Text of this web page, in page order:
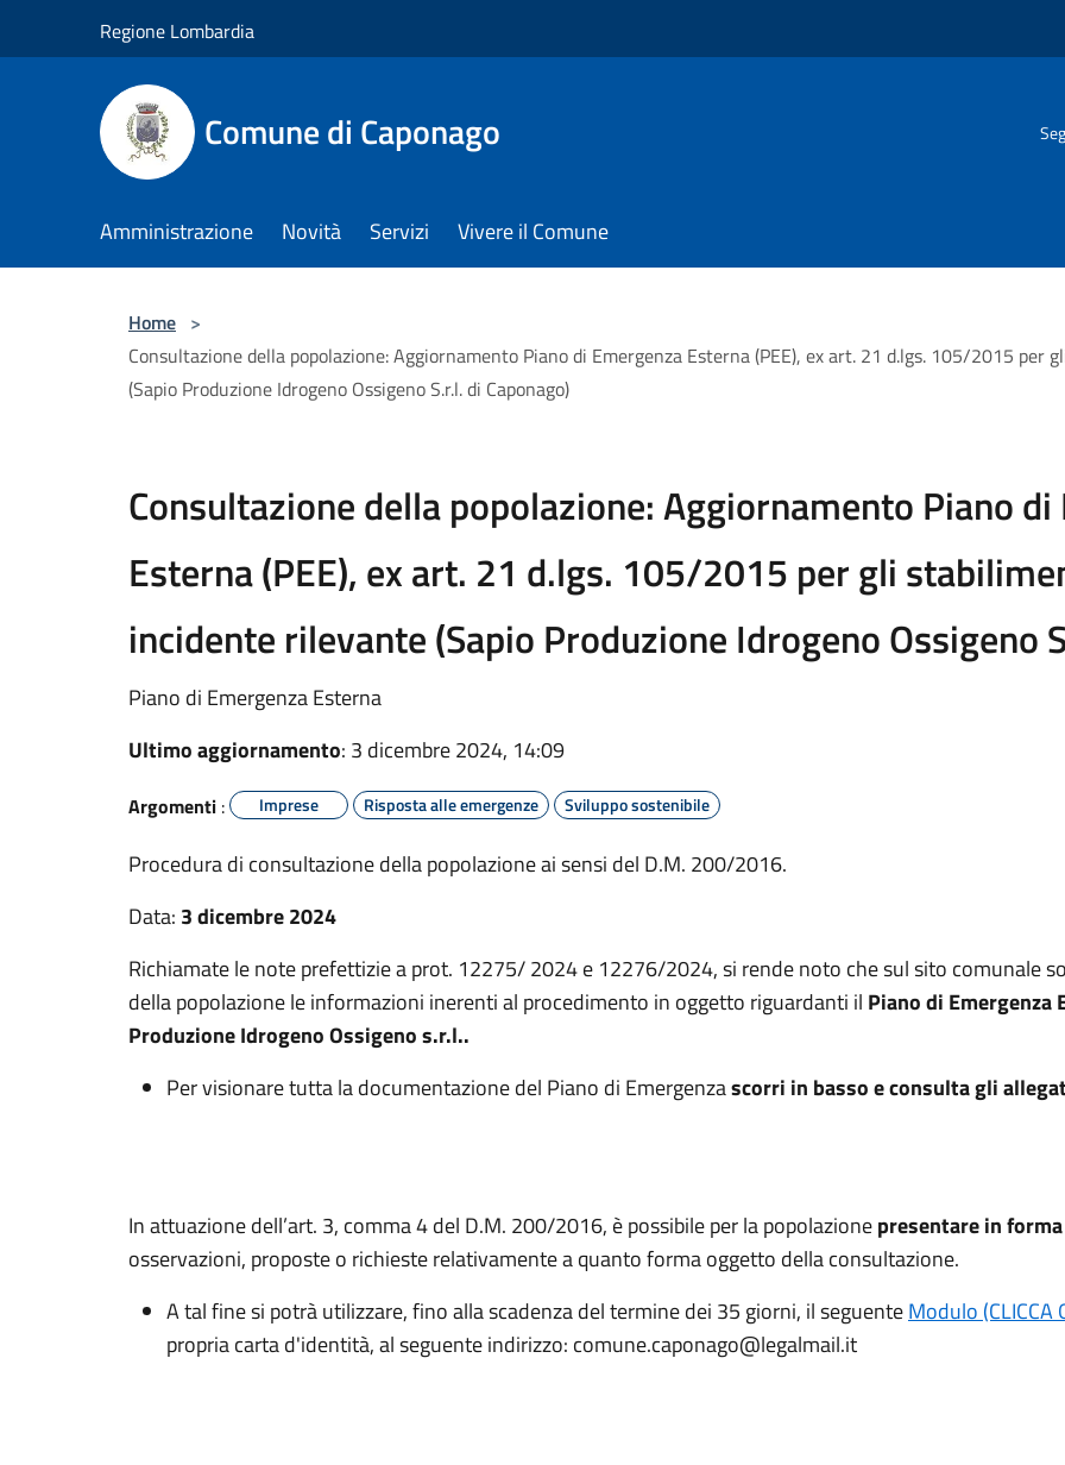
Regione Lombardia
Comune di Caponago
Amministrazione Novità Servizi Vivere il Comune
Home >
Consultazione della popolazione: Aggiornamento Piano di Emergenza Esterna (PEE), ex art. 21 d.lgs. 105/2015
(Sapio Produzione Idrogeno Ossigeno S.r.l. di Caponago)
Consultazione della popolazione: Aggiornamento Piano di
Esterna (PEE), ex art. 21 d.lgs. 105/2015 per gli
incidente rilevante (Sapio Produzione Idrogeno Ossigeno
Piano di Emergenza Esterna
Ultimo aggiornamento: 3 dicembre 2024, 14:09
Argomenti : Imprese Risposta alle emergenze Sviluppo sostenibile
Procedura di consultazione della popolazione ai sensi del D.M. 200/2016.
Data: 3 dicembre 2024
Richiamate le note prefettizie a prot. 12275/ 2024 e 12276/2024, si rende noto che sul sito comunale
della popolazione le informazioni inerenti al procedimento in oggetto riguardanti il Piano di Emergenza
Produzione Idrogeno Ossigeno s.r.l..
Per visionare tutta la documentazione del Piano di Emergenzascorri in basso e consulta gli
In attuazione dell’art. 3, comma 4 del D.M. 200/2016, è possibile per la popolazionepresentare in
osservazioni, proposte o richieste relativamente a quanto forma oggetto della consultazione.
A tal fine si potrà utilizzare, fino alla scadenza del termine dei 35 giorni, il seguenteModulo (CLICCA
propria carta d'identità, al seguente indirizzo: comune.caponago@legalmail.it